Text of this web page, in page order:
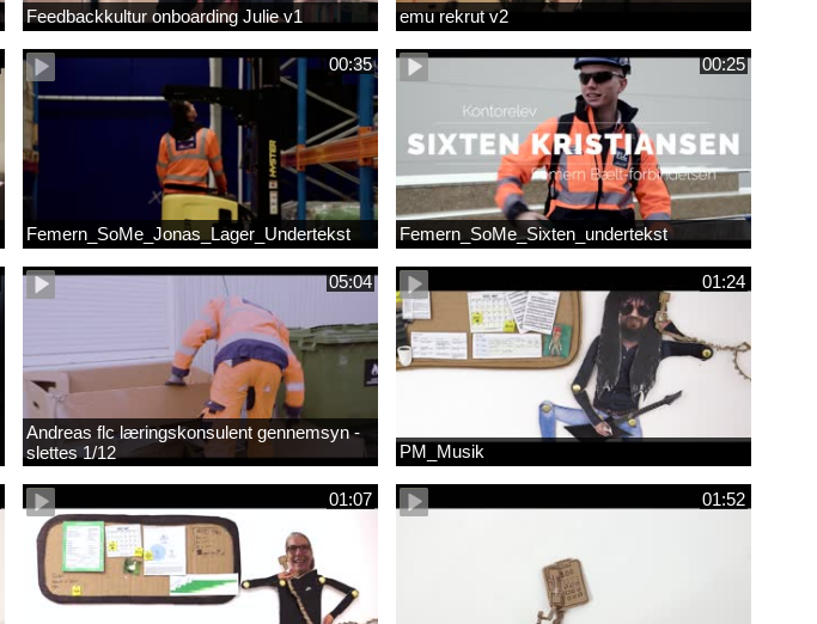
Feedbackkultur onboarding Julie v1 emu rekrut v2
00:35
Femern_SoMe_Jonas_Lager_Undertekst
00:25
Femern_SoMe_Sixten_undertekst
05:04
Andreas flc læringskonsulent gennemsyn -
slettes 1/12
01:24
PM_Musik
01:07 01:52